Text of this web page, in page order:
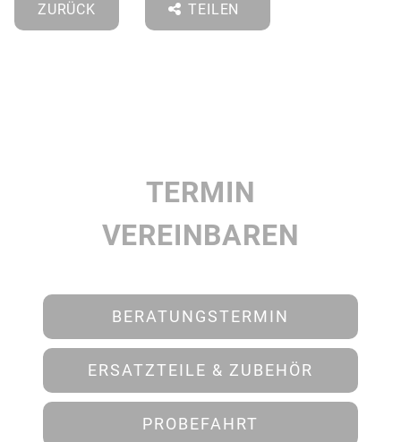
ZURÜCK TEILEN
TERMIN
VEREINBAREN
BERATUNGSTERMIN
ERSATZTEILE & ZUBEHÖR
PROBEFAHRT